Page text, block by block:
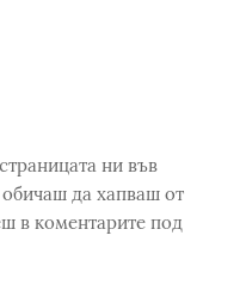
ни във
да хапваш от
в коментарите под